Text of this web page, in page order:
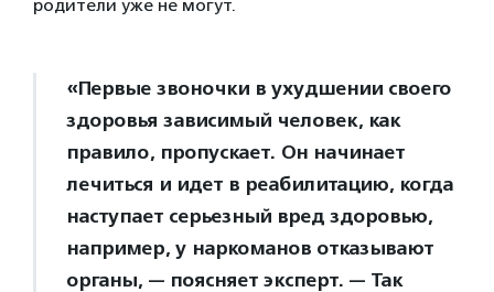
родители уже не могут.
«Первые звоночки в ухудшении своего
здоровья зависимый человек, как
правило, пропускает. Он начинает
лечиться и идет в реабилитацию, когда
наступает серьезный вред здоровью,
например, у наркоманов отказывают
органы, — поясняет эксперт. — Так